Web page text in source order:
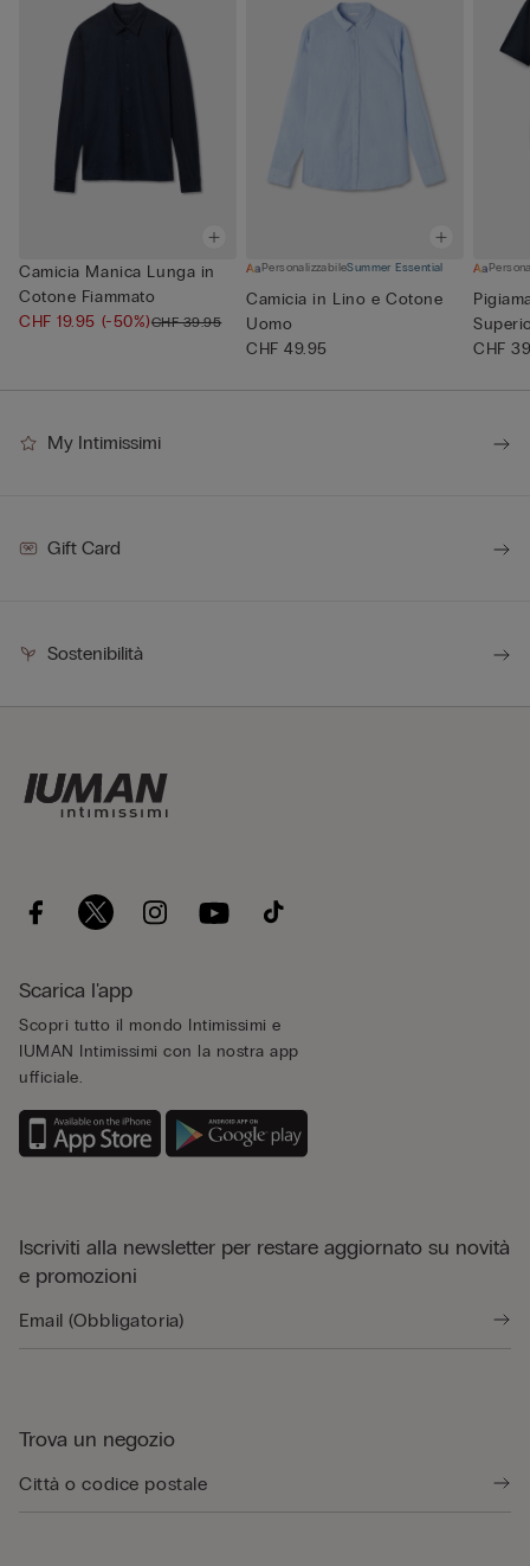
Camicia Manica Lunga in
Cotone Fiammato
CHF 19.95 (-50%)CHF 39.95
PersonalizzabileSummer Essential
Camicia in Lino e Cotone
Uomo
CHF 49.95
CHF
My Intimissimi
Gift Card
Sostenibilità
Scarica l'app
Scopri tutto il mondo Intimissimi e
IUMAN Intimissimi con la nostra app
ufficiale.
Iscriviti alla newsletter per restare aggiornato su novità
e promozioni
Trova un negozio